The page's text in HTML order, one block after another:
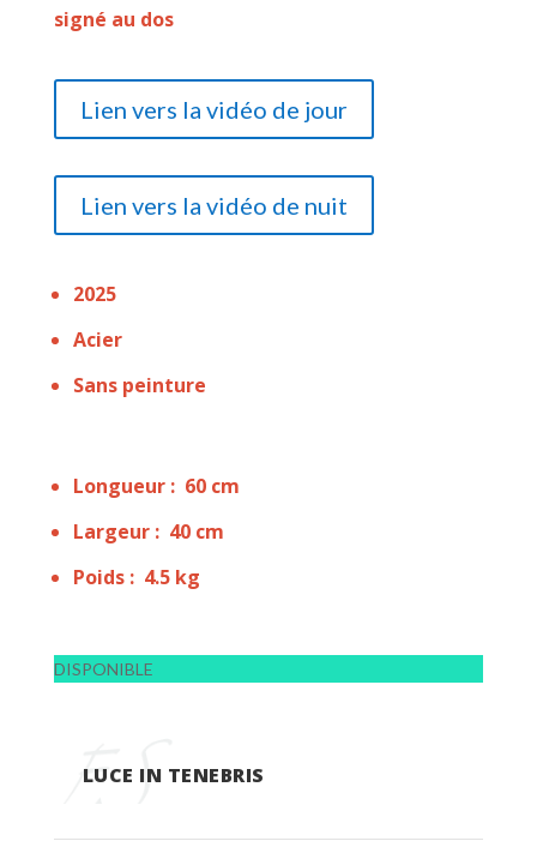
signé au dos
Lien vers la vidéo de jour
Lien vers la vidéo de nuit
2025
Acier
Sans peinture
Longueur : 60 cm
Largeur : 40 cm
Poids : 4.5 kg
DISPONIBLE
LUCE IN TENEBRIS